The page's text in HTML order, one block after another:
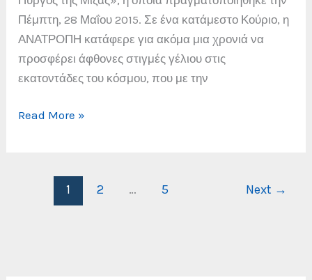
Πέμπτη, 28 Μαΐου 2015. Σε ένα κατάμεστο Κούριο, η
ΑΝΑΤΡΟΠΗ κατάφερε για ακόμα μια χρονιά να
προσφέρει άφθονες στιγμές γέλιου στις
εκατοντάδες του κόσμου, που με την
Ο
Read More »
1 2 … 5 Next →